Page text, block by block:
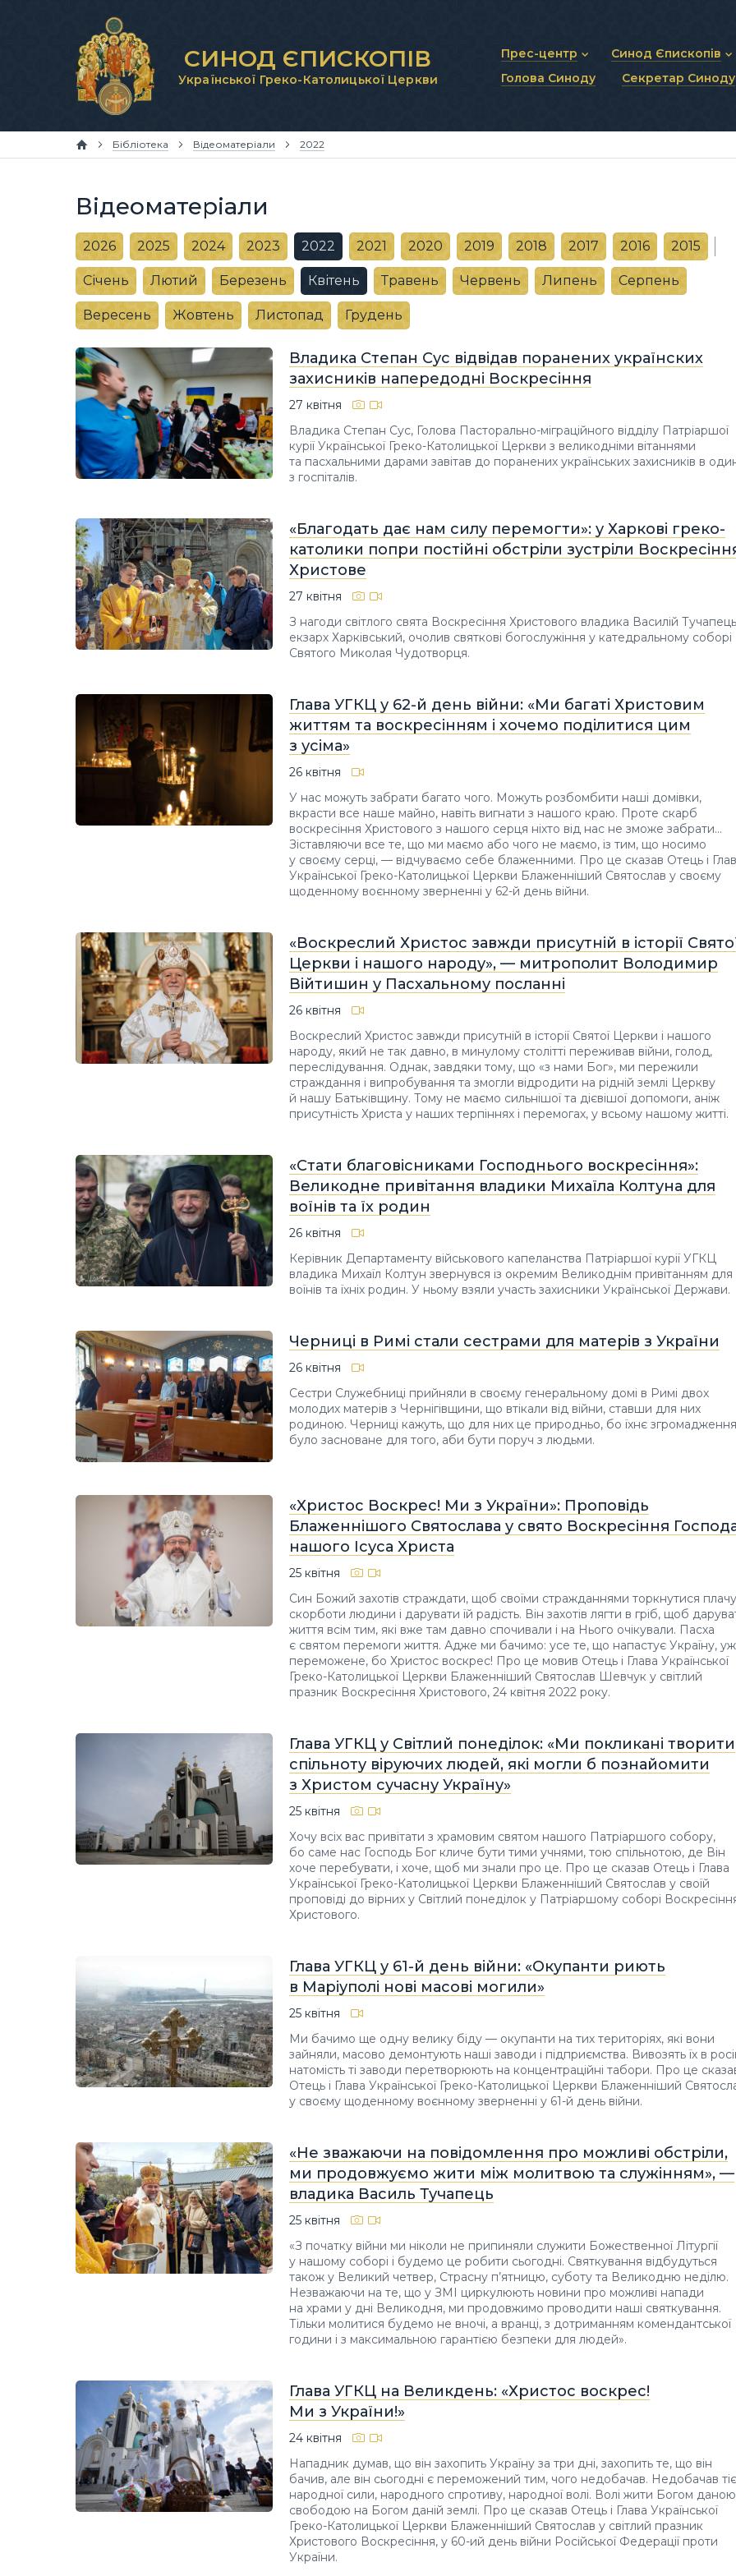
СИНОД ЄПИСКОПІВ
Української Греко-Католицької Церкви
Прес-центр
Новини та анонси
Синод Єпископів
Статут Синоду
Синодальні органи
Голова Синоду Секретар Синоду
Бібліотека Відеоматеріали 2022
Відеоматеріали
2026 2025 2024 2023 2022 2021 2020 2019 2018 2017 2016 2015
Січень Лютий Березень Квітень Травень Червень Липень Серпень
Вересень Жовтень Листопад Грудень
Владика Степан Сус відвідав поранених українских
захисників напередодні Воскресіння
27 квітня
Владика Степан Сус, Голова Пасторально-міграційного відділу Патріаршої
курії Української Греко-Католицької Церкви з великодніми вітаннями
та пасхальними дарами завітав до поранених українських захисників в
з госпіталів.
«Благодать дає нам силу перемогти»: у Харкові греко-
католики попри постійні обстріли зустріли
Христове
27 квітня
З нагоди світлого свята Воскресіння Христового владика Василій
екзарх Харківський, очолив святкові богослужіння у катедральному соборі
Святого Миколая Чудотворця.
Глава УГКЦ у 62-й день війни: «Ми багаті Христовим
життям та воскресінням і хочемо поділитися цим
з усіма»
26 квітня
У нас можуть забрати багато чого. Можуть розбомбити наші домівки,
вкрасти все наше майно, навіть вигнати з нашого краю. Проте скарб
воскресіння Христового з нашого серця ніхто від нас не зможе забрати…
Зіставляючи все те, що ми маємо або чого не маємо, із тим, що носимо
у своєму серці, — відчуваємо себе блаженними. Про це сказав Отець і
Української Греко-Католицької Церкви Блаженніший Святослав у своєму
щоденному воєнному зверненні у 62-й день війни.
«Воскреслий Христос завжди присутній в історії
Церкви і нашого народу», — митрополит Володимир
Війтишин у Пасхальному посланні
26 квітня
Воскреслий Христос завжди присутній в історії Святої Церкви і нашого
народу, який не так давно, в минулому столітті переживав війни, голод,
переслідування. Однак, завдяки тому, що «з нами Бог», ми пережили
страждання і випробування та змогли відродити на рідній землі Церкву
й нашу Батьківщину. Тому не маємо сильнішої та дієвішої допомоги, аніж
присутність Христа у наших терпіннях і перемогах, у всьому нашому житті.
«Стати благовісниками Господнього воскресіння»:
Великодне привітання владики Михаїла Колтуна для
воїнів та їх родин
26 квітня
Керівник Департаменту військового капеланства Патріаршої курії УГКЦ
владика Михаїл Колтун звернувся із окремим Великоднім привітанням для
воїнів та їхніх родин. У ньому взяли участь захисники Української Держави.
Черниці в Римі стали сестрами для матерів з України
26 квітня
Сестри Служебниці прийняли в своєму генеральному домі в Римі двох
молодих матерів з Чернігівщини, що втікали від війни, ставши для них
родиною. Черниці кажуть, що для них це природньо, бо їхнє згромадження
було засноване для того, аби бути поруч з людьми.
«Христос Воскрес! Ми з України»: Проповідь
Блаженнішого Святослава у свято Воскресіння
нашого Ісуса Христа
25 квітня
Син Божий захотів страждати, щоб своїми стражданнями торкнутися
скорботи людини і дарувати їй радість. Він захотів лягти в гріб, щоб
життя всім тим, які вже там давно спочивали і на Нього очікували. Пасха
є святом перемоги життя. Адже ми бачимо: усе те, що напастує Україну,
переможене, бо Христос воскрес! Про це мовив Отець і Глава Української
Греко-Католицької Церкви Блаженніший Святослав Шевчук у світлий
празник Воскресіння Христового, 24 квітня 2022 року.
Глава УГКЦ у Світлий понеділок: «Ми покликані творити
спільноту віруючих людей, які могли б познайомити
з Христом сучасну Україну»
25 квітня
Хочу всіх вас привітати з храмовим святом нашого Патріаршого собору,
бо саме нас Господь Бог кличе бути тими учнями, тою спільнотою, де Він
хоче перебувати, і хоче, щоб ми знали про це. Про це сказав Отець і Глава
Української Греко-Католицької Церкви Блаженніший Святослав у своїй
проповіді до вірних у Світлий понеділок у Патріаршому соборі
Христового.
Глава УГКЦ у 61-й день війни: «Окупанти риють
в Маріуполі нові масові могили»
25 квітня
Ми бачимо ще одну велику біду — окупанти на тих територіях, які вони
зайняли, масово демонтують наші заводи і підприємства. Вивозять їх в
натомість ті заводи перетворюють на концентраційні табори. Про це
Отець і Глава Української Греко-Католицької Церкви Блаженніший
у своєму щоденному воєнному зверненні у 61-й день війни.
«Не зважаючи на повідомлення про можливі обстріли,
ми продовжуємо жити між молитвою та служінням», —
владика Василь Тучапець
25 квітня
«З початку війни ми ніколи не припиняли служити Божественної Літургії
у нашому соборі і будемо це робити сьогодні. Святкування відбудуться
також у Великий четвер, Страсну п’ятницю, суботу та Великодню неділю.
Незважаючи на те, що у ЗМІ циркулюють новини про можливі напади
на храми у дні Великодня, ми продовжимо проводити наші святкування.
Тільки молитися будемо не вночі, а вранці, з дотриманням комендантської
години і з максимальною гарантією безпеки для людей».
Глава УГКЦ на Великдень: «Христос воскрес!
Ми з України!»
24 квітня
Нападник думав, що він захопить Україну за три дні, захопить те, що він
бачив, але він сьогодні є переможений тим, чого недобачав. Недобачав
народної сили, народного спротиву, народної волі. Волі жити Богом даною
свободою на Богом даній землі. Про це сказав Отець і Глава Української
Греко-Католицької Церкви Блаженніший Святослав у світлий празник
Христового Воскресіння, у 60-ий день війни Російської Федерації проти
України.